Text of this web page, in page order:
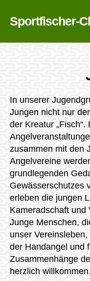
Sportfischer-
In unserer
Jungen nicht nur
der Kreatur
zusammen mit den
Angelvereine
grundlegenden
Gewässerschutzes
erleben die jungen
Kameradschaft und
Junge Menschen,
unser
der Handangel und
Zusammenhänge
herzlich willkommen.